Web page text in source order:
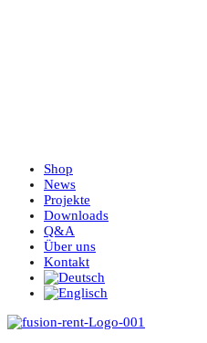
Shop
News
Projekte
Downloads
Q&A
Über uns
Kontakt